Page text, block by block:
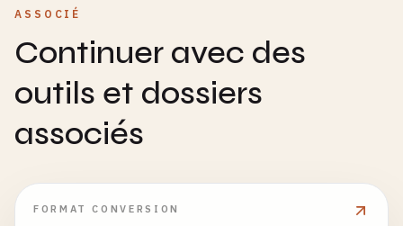
ASSOCIÉ
Continuer avec des
outils et dossiers
associés
FORMAT CONVERSION